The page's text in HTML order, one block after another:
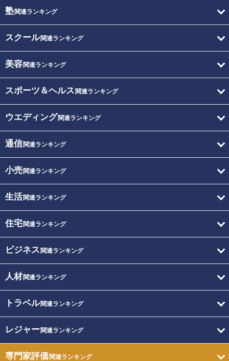
塾関連ランキング
スクール関連ランキング
美容関連ランキング
スポーツ＆ヘルス 関連ランキング
ウエディング関連ランキング
通信関連ランキング
小売関連ランキング
生活関連ランキング
住宅関連ランキング
ビジネス 関連ランキング
人材関連ランキング
トラベル関連ランキング
レジャー関連ランキング
専門家評価関連ランキング